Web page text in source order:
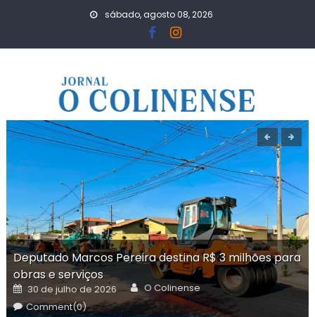
sábado, agosto 08, 2026
Deputado Marcos Pereira destina R$ 3 milhões para
obras e serviços
Posted
on
30 de julho de 2026 Author
O Colinense
Comment(0)